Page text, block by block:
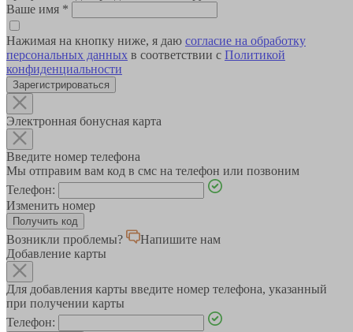
Ваше имя *
Нажимая на кнопку ниже, я даю согласие на обработку
персональных данных в соответствии с Политикой
конфиденциальности
Зарегистрироваться
Электронная бонусная карта
Введите номер телефона
Мы отправим вам код в смс на телефон или позвоним
Телефон:
Изменить номер
Возникли проблемы?
Напишите нам
Добавление карты
Для добавления карты введите номер телефона, указанный
при получении карты
Телефон: